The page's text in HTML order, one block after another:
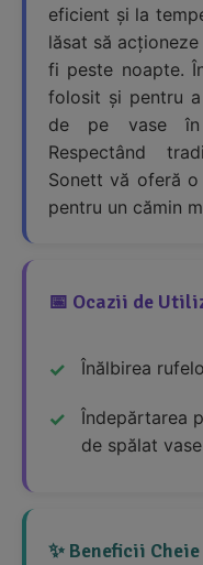
eficient și la
lăsat să
fi peste noapte.
folosit și pentru
de pe vase în
Respectând
Sonett vă oferă
pentru un cămin
📅 Ocazii de
Înălbirea
Îndepărtarea
de spălat vase
✨ Beneficii Cheie